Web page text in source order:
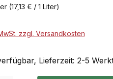
(17,13 € / 1 Liter)
zzgl. Versandkosten
Lieferzeit: 2-5